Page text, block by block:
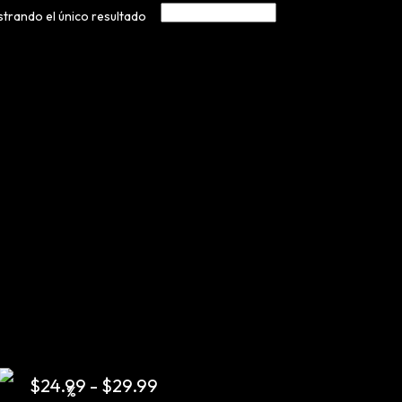
el único resultado
$24.99 - $29.99